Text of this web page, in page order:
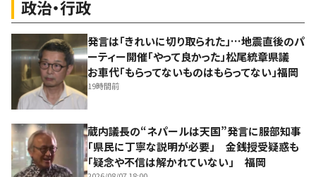
政治・行政
発言は「きれいに切り取られた」…地震直後のパ
ーティー開催「やって良かった」松尾統章県議
お車代「もらってないものはもらってない」福岡
19時間前
蔵内議長の“ネパールは天国”発言に服部知事
「県民に丁寧な説明が必要」 金銭授受疑惑も
「疑念や不信は解かれていない」 福岡